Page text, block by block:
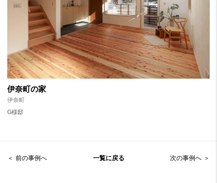
伊奈町の家
伊奈町
G様邸
＜ 前の事例へ 一覧に戻る 次の事例へ ＞